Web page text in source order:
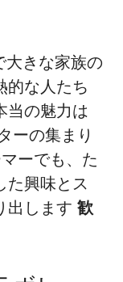
大きな家族の
的な人たち
当の魅力は
ーの集まり
ーでも、た
た興味とス
出します 歓